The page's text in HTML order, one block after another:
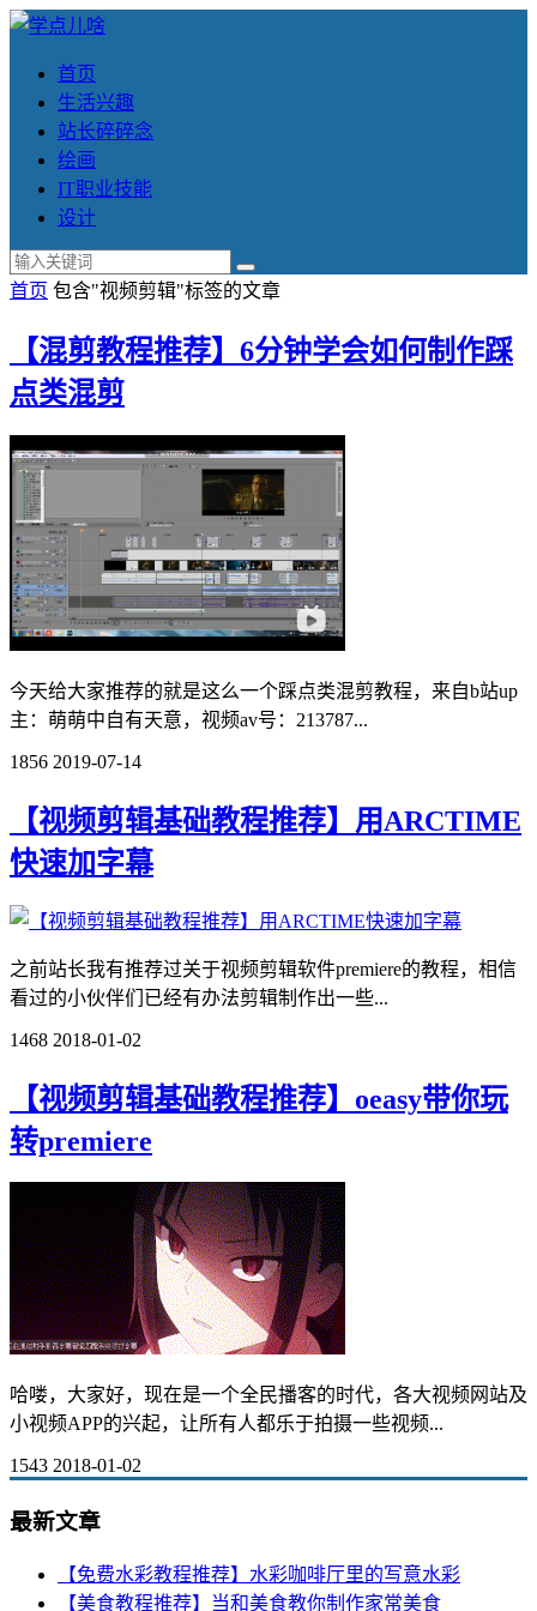
首页
生活兴趣
站长碎碎念
绘画
IT职业技能
设计
首页 包含"视频剪辑"标签的文章
【混剪教程推荐】6分钟学会如何制作踩
点类混剪
今天给大家推荐的就是这么一个踩点类混剪教程，来自b站up
主：萌萌中自有天意，视频av号：213787...
1856 2019-07-14
【视频剪辑基础教程推荐】用ARCTIME
快速加字幕
之前站长我有推荐过关于视频剪辑软件premiere的教程，相信
看过的小伙伴们已经有办法剪辑制作出一些...
1468 2018-01-02
【视频剪辑基础教程推荐】oeasy带你玩
转premiere
哈喽，大家好，现在是一个全民播客的时代，各大视频网站及
小视频APP的兴起，让所有人都乐于拍摄一些视频...
1543 2018-01-02
最新文章
【免费水彩教程推荐】水彩咖啡厅里的写意水彩
【美食教程推荐】当和美食教你制作家常美食